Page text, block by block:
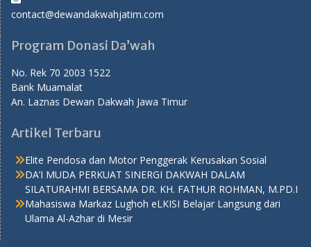
contact@dewandakwahjatim.com
Program Donasi Da’wah
No. Rek 70 2003 1522
Bank Muamalat
An. Laznas Dewan Dakwah Jawa Timur
Artikel Terbaru
Elite Pendosa dan Motor Penggerak Kerusakan Sosial
DA’I MUDA PERKUAT SINERGI DAKWAH DALAM
SILATURAHMI BERSAMA DR. KH. FATHUR ROHMAN, M.PD.I
Mahasiswa Markaz Lughoh eLKISI Belajar Langsung dari
Ulama Al-Azhar di Mesir